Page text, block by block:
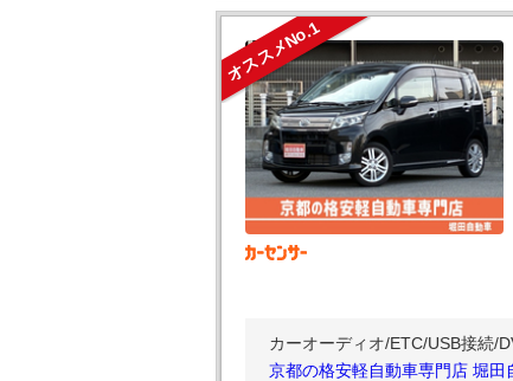
オススメNo.1
カーオーディオ/ETC/USB接続/
京都の格安軽自動車専門店 堀田